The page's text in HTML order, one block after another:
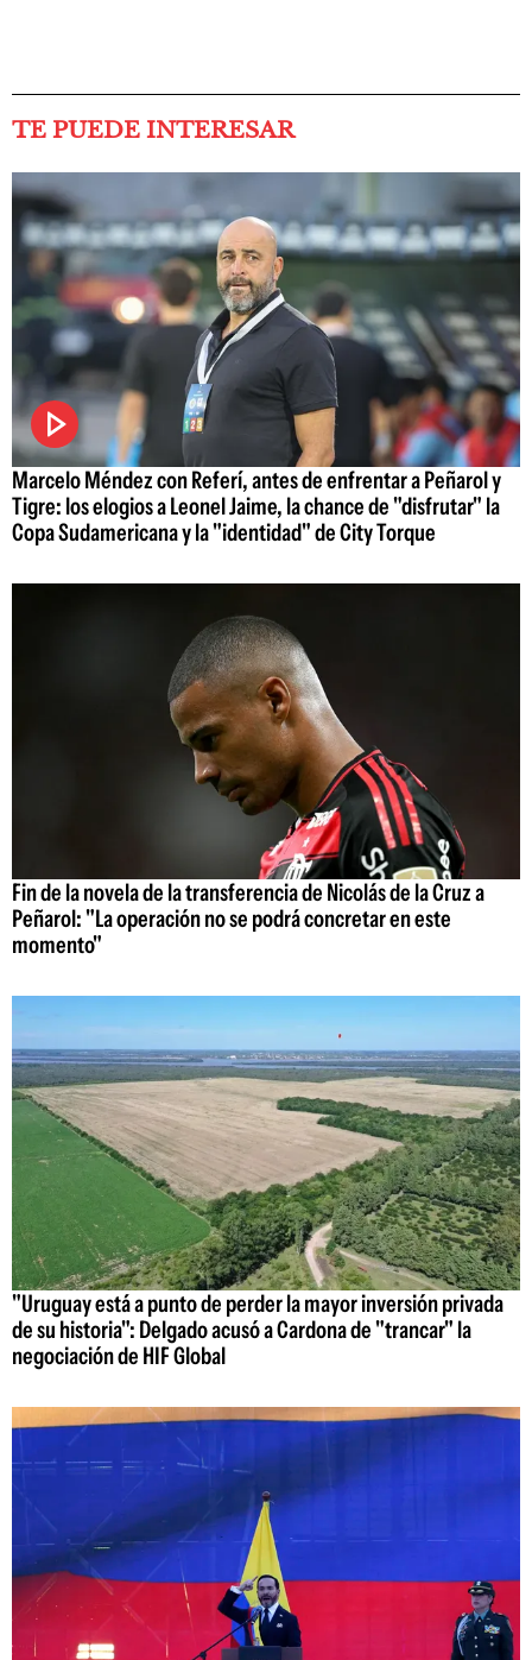
TE PUEDE INTERESAR
Marcelo Méndez con Referí, antes de enfrentar a Peñarol y
Tigre: los elogios a Leonel Jaime, la chance de "disfrutar" la
Copa Sudamericana y la "identidad" de City Torque
Fin de la novela de la transferencia de Nicolás de la Cruz a
Peñarol: "La operación no se podrá concretar en este
momento"
"Uruguay está a punto de perder la mayor inversión privada
de su historia": Delgado acusó a Cardona de "trancar" la
negociación de HIF Global